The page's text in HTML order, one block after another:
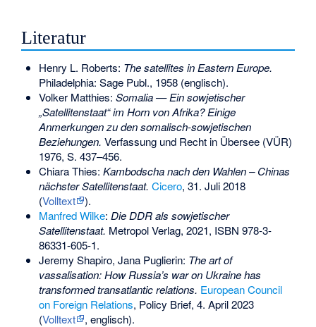
Literatur
Henry L. Roberts: The satellites in Eastern Europe.
Philadelphia: Sage Publ., 1958 (englisch).
Volker Matthies: Somalia — Ein sowjetischer
„Satellitenstaat“ im Horn von Afrika? Einige
Anmerkungen zu den somalisch-sowjetischen
Beziehungen. Verfassung und Recht in Übersee (VÜR)
1976, S. 437–456.
Chiara Thies: Kambodscha nach den Wahlen – Chinas
nächster Satellitenstaat. Cicero, 31. Juli 2018
(Volltext
).
Manfred Wilke: Die DDR als sowjetischer
Satellitenstaat. Metropol Verlag, 2021, ISBN 978-3-
86331-605-1.
Jeremy Shapiro, Jana Puglierin: The art of
vassalisation: How Russia’s war on Ukraine has
transformed transatlantic relations. European Council
on Foreign Relations, Policy Brief, 4. April 2023
(Volltext , englisch).